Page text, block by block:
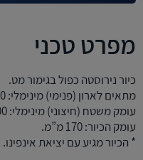
מפרט טכני
כיור נירוסטה כפול בגימור מט.
מתאים לארון (פנימי) מינימלי: 800 מ”מ.
עומק משטח (חיצוני) מינימלי: 600 מ”מ.
עומק הכיור: 170 מ”מ.
* הכיור מגיע עם יציאת אינפינו.